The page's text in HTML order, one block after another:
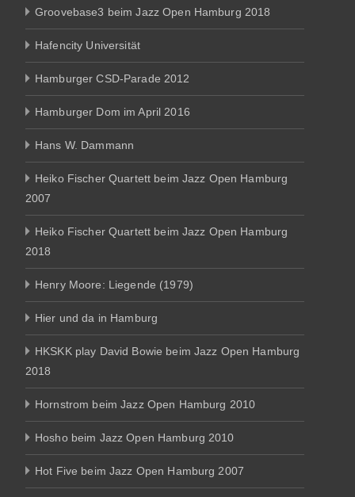
Groovebase3 beim Jazz Open Hamburg 2018
Hafencity Universität
Hamburger CSD-Parade 2012
Hamburger Dom im April 2016
Hans W. Dammann
Heiko Fischer Quartett beim Jazz Open Hamburg
2007
Heiko Fischer Quartett beim Jazz Open Hamburg
2018
Henry Moore: Liegende (1979)
Hier und da in Hamburg
HKSKK play David Bowie beim Jazz Open Hamburg
2018
Hornstrom beim Jazz Open Hamburg 2010
Hosho beim Jazz Open Hamburg 2010
Hot Five beim Jazz Open Hamburg 2007